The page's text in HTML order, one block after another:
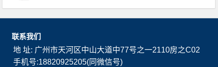
联系我们
地 址: 广州市天河区中山大道中77号之一2110房之C02
手机号:18820925205(同微信号)